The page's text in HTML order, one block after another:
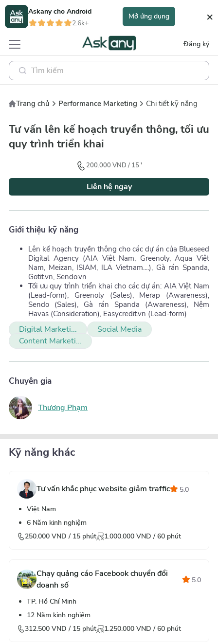
Askany cho Android
2.6k+
Mở ứng dụng ×
Đăng ký
Trang chủ Performance Marketing Chi tiết kỹ năng
Tư vấn lên kế hoạch truyền thông, tối ưu
quy trình triển khai
200.000 VND / 15'
Liên hệ ngay
Giới thiệu kỹ năng
Lên kế hoạch truyền thông cho các dự án của Blueseed
Digital Agency (AIA Việt Nam, Greenoly, Aqua Việt
Nam, Meizan, ISIAM, ILA Vietnam....), Gà rán Spanda,
Gotit.vn, Sendo.vn
Tối ưu quy trình triển khai cho các dự án: AIA Việt Nam
(Lead-form), Greenoly (Sales), Merap (Awareness),
Sendo (Sales), Gà rán Spanda (Awareness), Nệm
Havas (Consideration), Easycredit.vn (Lead-form)
Digital Marketi...
Social Media
Content Marketi...
Chuyên gia
Thương Phạm
Kỹ năng khác
Tư vấn khắc phục website giảm traffic 5.0
Việt Nam
6 Năm kinh nghiệm
250.000 VND / 15 phút 1.000.000 VND /60 phút
Chạy quảng cáo Facebook chuyển đổi
doanh số
5.0
TP. Hồ Chí Minh
12 Năm kinh nghiệm
312.500 VND / 15 phút 1.250.000 VND /60 phút